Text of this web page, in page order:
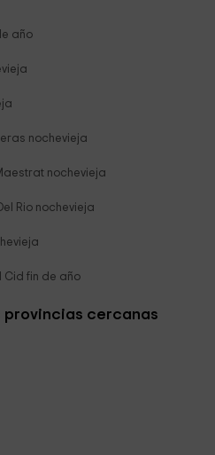
año
nochevieja
nochevieja
Rio nochevieja
Cid fin de año
provincias cercanas